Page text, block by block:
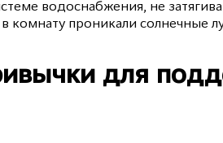
водоснабжения, не
комнату проникали солнечные
для